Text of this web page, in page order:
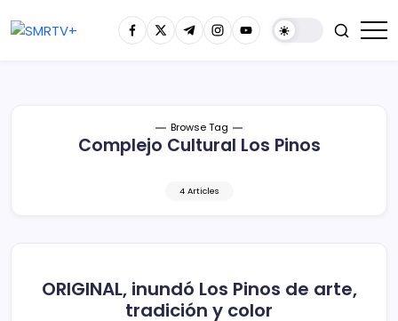
Browse Tag
Complejo Cultural Los Pinos
4 Articles
ORIGINAL, inundó Los Pinos de arte,
tradición y color